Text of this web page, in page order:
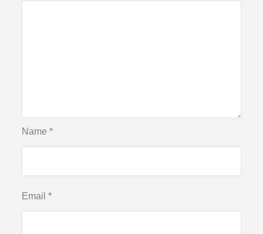
Name*
Email*